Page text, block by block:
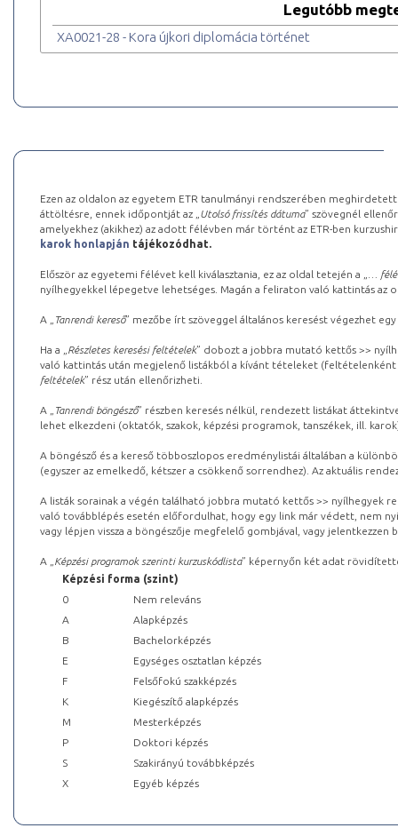
Legutóbb
XA0021-28 - Kora újkori diplomácia történet
Ezen az oldalon az egyetem ETR tanulmányi rendszerében
áttöltésre, ennek időpontját az „ Utolsó frissítés dátuma” szövegnél
amelyekhez (akikhez) az adott félévben már történt az ETR-ben
karok honlapján tájékozódhat.
Először az egyetemi félévet kell kiválasztania, ez az oldal tetején a „
…
nyílhegyekkel lépegetve lehetséges. Magán a feliraton való kattintás az
A „ Tanrendi kereső” mezőbe írt szöveggel általános keresést végezhet
Ha a „ Részletes keresési feltételek” dobozt a jobbra mutató kettős >>
való kattintás után megjelenő listákból a kívánt tételeket (feltételenként
feltételek” rész után ellenőrizheti.
A „ Tanrendi böngésző” részben keresés nélkül, rendezett listákat
lehet elkezdeni (oktatók, szakok, képzési programok, tanszékek, ill.
A böngésző és a kereső többoszlopos eredménylistái általában a
(egyszer az emelkedő, kétszer a csökkenő sorrendhez). Az aktuális
A listák sorainak a végén található jobbra mutató kettős >> nyílhegyek
való továbblépés esetén előfordulhat, hogy egy link már védett, nem
vagy lépjen vissza a böngészője megfelelő gombjával, vagy
A „ Képzési programok szerinti kurzuskódlista” képernyőn két adat
Képzési forma (szint)
0
Nem releváns
A
Alapképzés
B
Bachelorképzés
E
Egységes osztatlan képzés
F
Felsőfokú szakképzés
K
Kiegészítő alapképzés
M
Mesterképzés
P
Doktori képzés
S
Szakirányú továbbképzés
X
Egyéb képzés